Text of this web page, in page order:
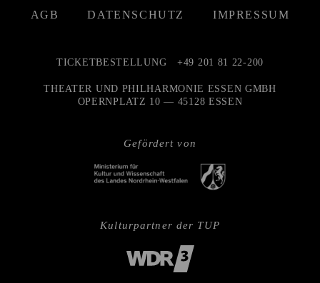
AGB DATENSCHUTZ IMPRESSUM
Gefördert von
TICKETBESTELLUNG +49 201 81 22-200
THEATER UND PHILHARMONIE ESSEN GMBH
OPERNPLATZ 10 — 45128 ESSEN
Kulturpartner der TUP